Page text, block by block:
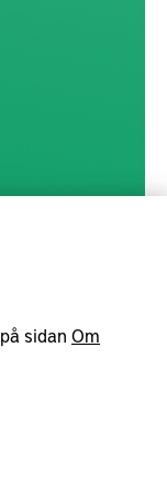
sidan Om
svensk forskning
syftet att göra
samt att stärka